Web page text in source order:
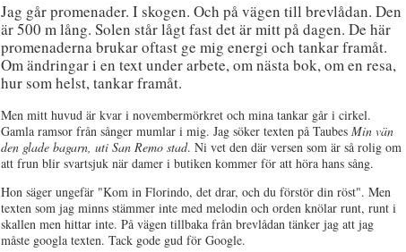
Jag går promenader. I skogen. Och på vägen till brevlådan. Den
är 500 m lång. Solen står lågt fast det är mitt på dagen. De här
promenaderna brukar oftast ge mig energi och tankar framåt.
Om ändringar i en text under arbete, om nästa bok, om en resa,
hur som helst, tankar framåt.
Men mitt huvud är kvar i novembermörkret och mina tankar går i cirkel.
Gamla ramsor från sånger mumlar i mig. Jag söker texten på Taubes Min vän
den glade bagarn, uti San Remo stad. Ni vet den där versen som är så rolig om
att frun blir svartsjuk när damer i butiken kommer för att höra hans sång.
Hon säger ungefär "Kom in Florindo, det drar, och du förstör din röst". Men
texten som jag minns stämmer inte med melodin och orden knölar runt, runt i
skallen men hittar inte. På vägen tillbaka från brevlådan tänker jag att jag
måste googla texten. Tack gode gud för Google.